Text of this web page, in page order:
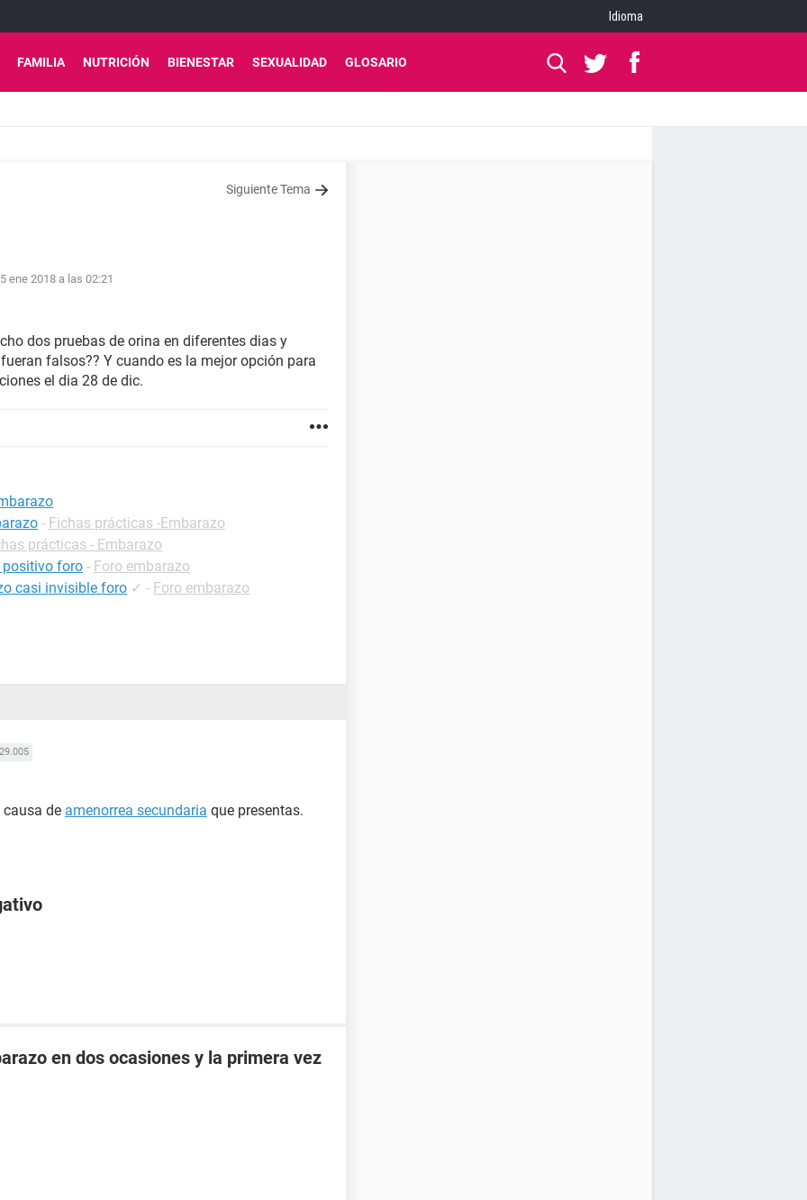
Idioma
FAMILIA NUTRICIÓN BIENESTAR SEXUALIDAD GLOSARIO
Siguiente Tema
ene 2018 a las 02:21
dos pruebas de orina en diferentes dias y
falsos?? Y cuando es la mejor opción para
el dia 28 de dic.
- Fichas prácticas -Embarazo
prácticas - Embarazo
positivo foro - Foro embarazo
casi invisible foro ✓ - Foro embarazo
29.005
causa de amenorrea secundaria que presentas.
en dos ocasiones y la primera vez